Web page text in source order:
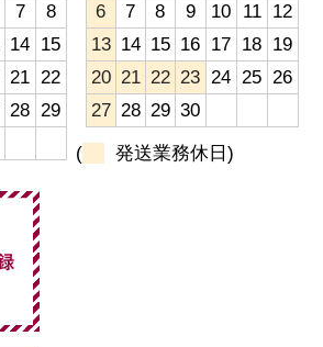
7
8
14 15
21 22
28 29
6
7 8 9 10 11
12
13 14 15 16 17 18 19
20 21 22 23 24 25 26
27 28 29 30
( 発送業務休日)